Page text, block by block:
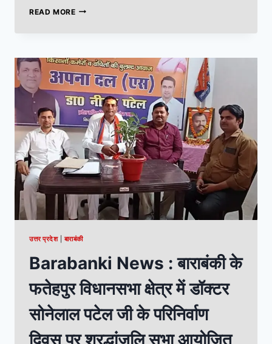
READ MORE
उत्तर प्रदेश|बाराबंकी
Barabanki News : बाराबंकी के
फतेहपुर विधानसभा क्षेत्र में डॉक्टर
सोनेलाल पटेल जी के परिनिर्वाण
दिवस पर श्रद्धांजलि सभा आयोजित